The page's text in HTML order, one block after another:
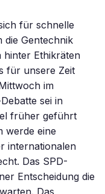
für schnelle
die Gentechnik
hinter Ethikräten
für unsere Zeit
im
sei in
früher geführt
werde eine
internationalen
Das SPD-
Entscheidung die
Das